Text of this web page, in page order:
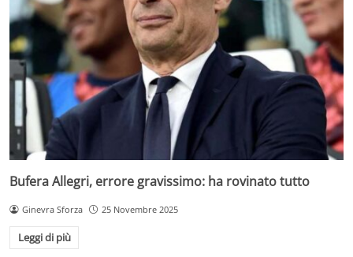
Bufera Allegri, errore gravissimo: ha rovinato tutto
Ginevra Sforza 25 Novembre 2025
Leggi di più